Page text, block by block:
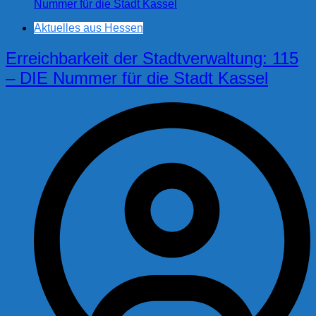
Aktuelles aus Hessen
Erreichbarkeit der Stadtverwaltung: 115
– DIE Nummer für die Stadt Kassel